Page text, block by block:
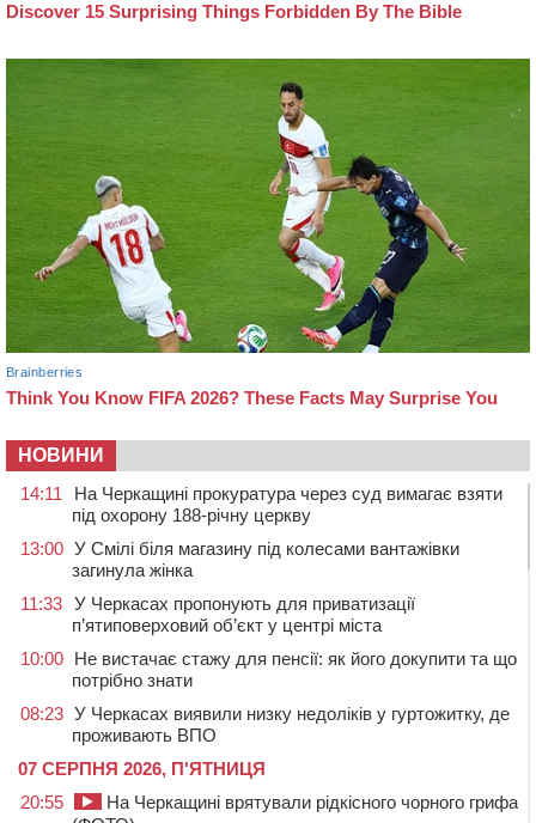
НОВИНИ
14:11
На Черкащині прокуратура через суд вимагає взяти
під охорону 188-річну церкву
13:00 У Смілі біля магазину під колесами вантажівки
загинула жінка
11:33 У Черкасах пропонують для приватизації
п’ятиповерховий об’єкт у центрі міста
10:00 Не вистачає стажу для пенсії: як його докупити та що
потрібно знати
08:23 У Черкасах виявили низку недоліків у гуртожитку, де
проживають ВПО
07 СЕРПНЯ 2026, П'ЯТНИЦЯ
20:55
На Черкащині врятували рідкісного чорного грифа